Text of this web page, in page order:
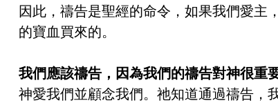
因此，禱告是聖經的命令，如果我們愛主
的寶血買來的。
我們應該禱告，因為我們的禱告對神很重要
神愛我們並顧念我們。祂知道通過禱告，